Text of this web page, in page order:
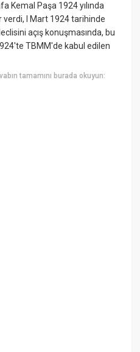
Kemal Paşa 1924 yılında
verdi, l Mart 1924 tarihinde
açış konuşmasında, bu
TBMM'de kabul edilen
tamamını burada okuyun: